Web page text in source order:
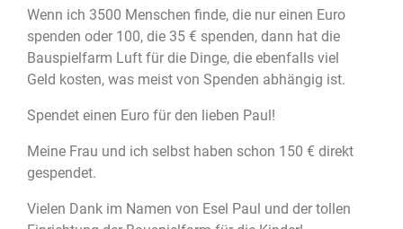
Wenn ich 3500 Menschen finde, die nur einen Euro
spenden oder 100, die 35 € spenden, dann hat die
Bauspielfarm Luft für die Dinge, die ebenfalls viel
Geld kosten, was meist von Spenden abhängig ist.
Spendet einen Euro für den lieben Paul!
Meine Frau und ich selbst haben schon 150 € direkt
gespendet.
Vielen Dank im Namen von Esel Paul und der tollen